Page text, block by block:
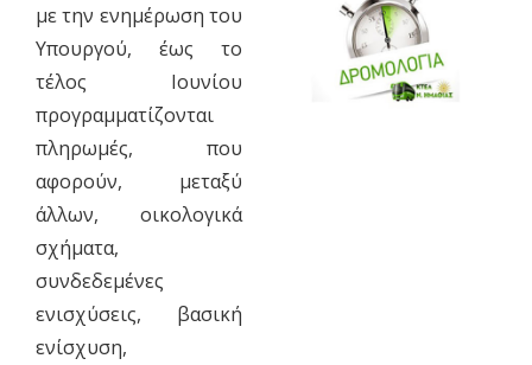
με την ενημέρωση του
Υπουργού, έως το
τέλος Ιουνίου
προγραμματίζονται
πληρωμές, που
αφορούν, μεταξύ
άλλων, οικολογικά
σχήματα,
συνδεδεμένες
ενισχύσεις, βασική
ενίσχυση,